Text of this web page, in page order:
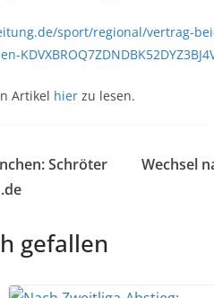
sport/regional/vertrag-
Artikel hierzu lesen.
Schröter
Wechsel
gefallen